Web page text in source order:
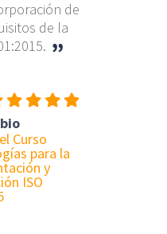
de
de la
Curso
para la
y
ISO